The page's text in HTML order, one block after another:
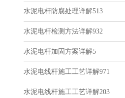
水泥电杆防腐处理详解513
水泥电杆检测方法详解932
水泥电杆加固方案详解5
水泥电线杆施工工艺详解971
水泥电线杆施工工艺详解203